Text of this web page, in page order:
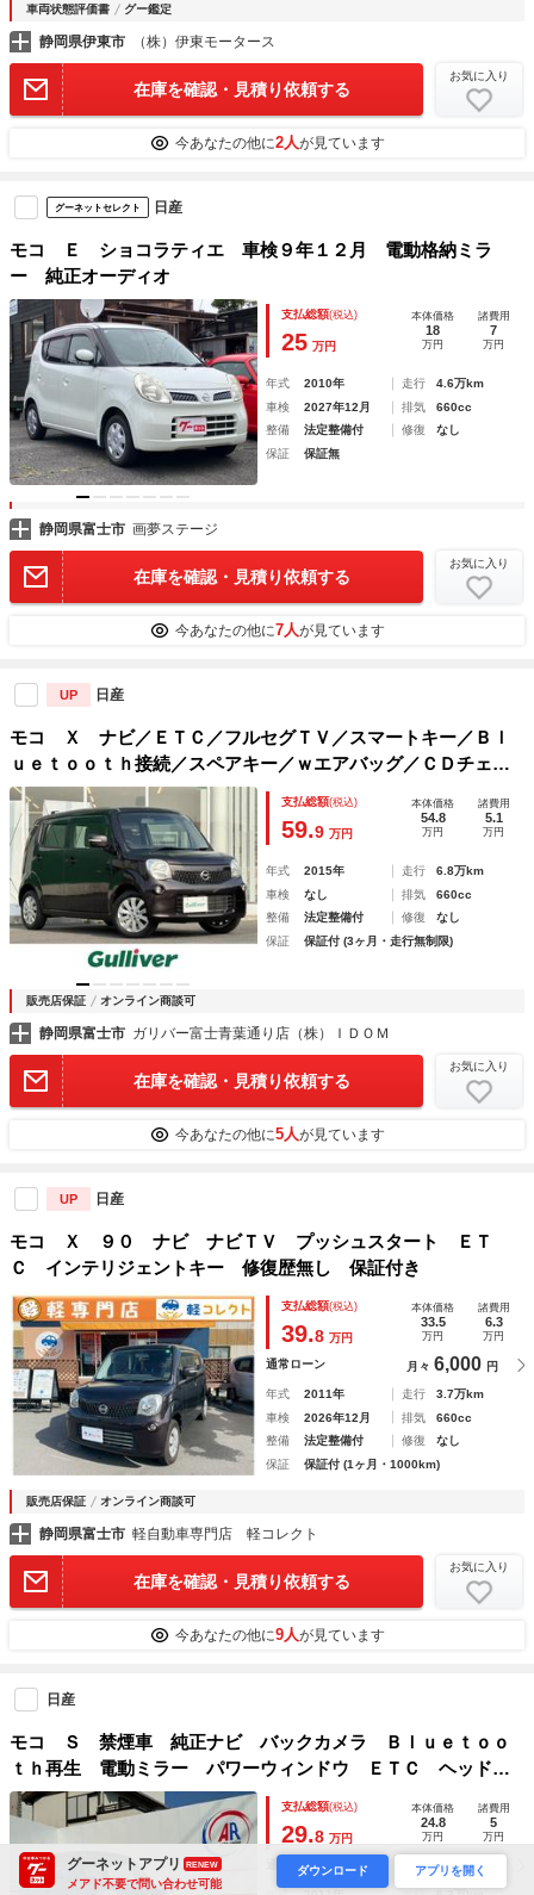
車両状態評価書 グー鑑定
静岡県伊東市 （株）伊東モータース
在庫を確認・見積り依頼する
お気に入り
今あなたの他に2人が見ています
グーネットセレクト 日産
モコ Ｅ ショコラティエ 車検９年１２月 電動格納ミラ
ー 純正オーディオ
支払総額(税込)
25 万円
本体価格
18
万円
諸費用
7
万円
年式 2010年 走行
4.6万km
車検
2027年12月 排気
660cc
整備
法定整備付 修復
なし
保証
保証無
静岡県富士市 画夢ステージ
在庫を確認・見積り依頼する
お気に入り
今あなたの他に7人が見ています
UP 日産
モコ Ｘ ナビ／ＥＴＣ／フルセグＴＶ／スマートキー／Ｂｌ
ｕｅｔｏｏｔｈ接続／スペアキー／ｗエアバッグ／ＣＤチェン
ジャー／パワーウィンドウ／パワーステアリング／オートエア
コン／ベンチシート／エンジンスタートボタン
支払総額(税込)
59.9 万円
本体価格
54.8
万円
諸費用
5.1
万円
年式 2015年 走行
6.8万km
車検
なし 排気
660cc
整備
法定整備付 修復
なし
保証
保証付 (3ヶ月・走行無制限)
販売店保証 オンライン商談可
静岡県富士市 ガリバー富士青葉通り店（株）ＩＤＯＭ
在庫を確認・見積り依頼する
お気に入り
今あなたの他に5人が見ています
UP 日産
モコ Ｘ ９０ ナビ ナビＴＶ プッシュスタート ＥＴ
Ｃ インテリジェントキー 修復歴無し 保証付き
支払総額(税込)
39.8 万円
本体価格
33.5
万円
諸費用
6.3
万円
通常ローン 月々 6,000 円
年式 2011年 走行
3.7万km
車検
2026年12月 排気
660cc
整備
法定整備付 修復
なし
保証
保証付 (1ヶ月・1000km)
販売店保証 オンライン商談可
静岡県富士市 軽自動車専門店 軽コレクト
在庫を確認・見積り依頼する
お気に入り
今あなたの他に9人が見ています
日産
モコ Ｓ 禁煙車 純正ナビ バックカメラ Ｂｌｕｅｔｏｏ
ｔｈ再生 電動ミラー パワーウィンドウ ＥＴＣ ヘッドレ
ベライザー 座席下収納 タイヤ製造年２４年 シートブラウ
ン インパネ白
支払総額(税込)
29.8 万円
本体価格
24.8
万円
諸費用
5
万円
通常ローン 月々5,700
グーネットアプリ RENEW
メアド不要で問い合わせ可能
ダウンロード アプリを開く